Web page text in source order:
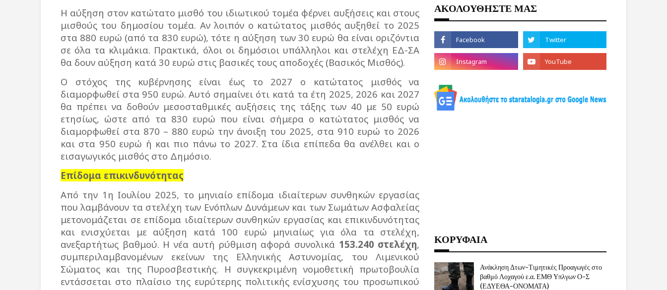
Η αύξηση στον κατώτατο μισθό του ιδιωτικού τομέα φέρνει αυξήσεις και στους
μισθούς του δημοσίου τομέα. Αν λοιπόν ο κατώτατος μισθός αυξηθεί το 2025
στα 880 ευρώ (από τα 830 ευρώ), τότε η αύξηση των 30 ευρώ θα είναι οριζόντια
σε όλα τα κλιμάκια. Πρακτικά, όλοι οι δημόσιοι υπάλληλοι και στελέχη ΕΔ-ΣΑ
θα δουν αύξηση κατά 30 ευρώ στις βασικές τους αποδοχές (Βασικός Μισθός).
Ο στόχος της κυβέρνησης είναι έως το 2027 ο κατώτατος μισθός να
διαμορφωθεί στα 950 ευρώ. Αυτό σημαίνει ότι κατά τα έτη 2025, 2026 και 2027
θα πρέπει να δοθούν μεσοσταθμικές αυξήσεις της τάξης των 40 με 50 ευρώ
ετησίως, ώστε από τα 830 ευρώ που είναι σήμερα ο κατώτατος μισθός να
διαμορφωθεί στα 870 – 880 ευρώ την άνοιξη του 2025, στα 910 ευρώ το 2026
και στα 950 ευρώ ή και πιο πάνω το 2027. Στα ίδια επίπεδα θα ανέλθει και ο
εισαγωγικός μισθός στο Δημόσιο.
Επίδομα επικινδυνότητας
Από την 1η Ιουλίου 2025, το μηνιαίο επίδομα ιδιαίτερων συνθηκών εργασίας
που λαμβάνουν τα στελέχη των Ενόπλων Δυνάμεων και των Σωμάτων Ασφαλείας
μετονομάζεται σε επίδομα ιδιαίτερων συνθηκών εργασίας και επικινδυνότητας
και ενισχύεται με αύξηση κατά 100 ευρώ μηνιαίως για όλα τα στελέχη,
ανεξαρτήτως βαθμού. Η νέα αυτή ρύθμιση αφορά συνολικά 153.240 στελέχη,
συμπεριλαμβανομένων εκείνων της Ελληνικής Αστυνομίας, του Λιμενικού
Σώματος και της Πυροσβεστικής. Η συγκεκριμένη νομοθετική πρωτοβουλία
εντάσσεται στο πλαίσιο της ευρύτερης πολιτικής ενίσχυσης του προσωπικού
ΑΚΟΛΟΥΘΗΣΤΕ ΜΑΣ
ΚΟΡΥΦΑΙΑ
Ανάκληση Δτων-Τιμητικές Προαγωγές στο
βαθμό Λοχαγού ε.α. ΕΜΘ Υπλγων Ο-Σ
(ΕΔΥΕΘΑ-ΟΝΟΜΑΤΑ)